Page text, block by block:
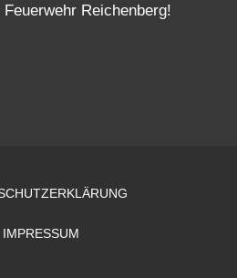
Reichenberg!
IMPRESSUM